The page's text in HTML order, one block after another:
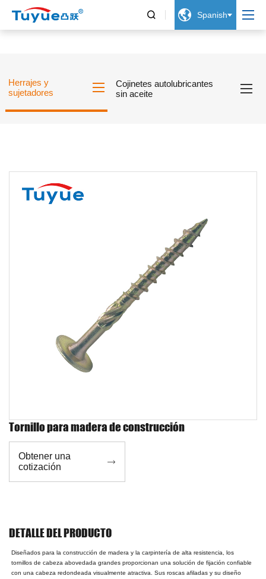
  Spanish
Herrajes y
sujetadores
Cojinetes autolubricantes
sin aceite
Tornillo para madera de construcción
Obtener una
cotización

DETALLE DEL PRODUCTO
Diseñados para la construcción de madera y la carpintería de alta resistencia, los
tornillos de cabeza abovedada grandes proporcionan una solución de fijación confiable
con una cabeza redondeada visualmente atractiva. Sus roscas afiladas y su diseño